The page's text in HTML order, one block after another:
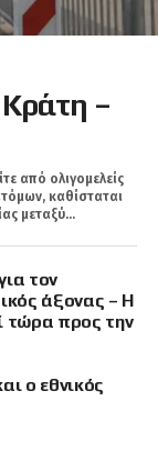
–
από ολιγομελείς
καθίσταται
μεταξύ...
τον
άξονας – Η
τώρα προς την
ο εθνικός